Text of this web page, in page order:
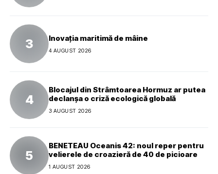
Inovația maritimă de mâine
4 AUGUST 2026
Blocajul din Strâmtoarea Hormuz ar putea
declanșa o criză ecologică globală
3 AUGUST 2026
BENETEAU Oceanis 42: noul reper pentru
velierele de croazieră de 40 de picioare
1 AUGUST 2026